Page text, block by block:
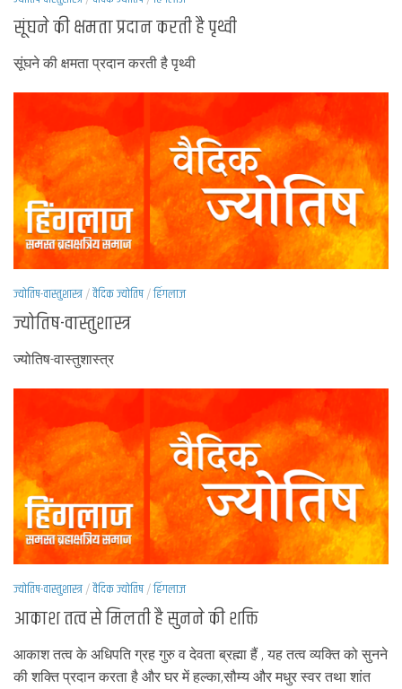
सूंघने की क्षमता प्रदान करती है पृथ्वी
सूंघने की क्षमता प्रदान करती है पृथ्वी
ज्योतिष-वास्तुशास्त्र/वैदिक ज्योतिष/हिंगलाज
ज्योतिष-वास्तुशास्त्र
ज्योतिष-वास्तुशास्त्र
ज्योतिष-वास्तुशास्त्र/वैदिक ज्योतिष/हिंगलाज
आकाश तत्व से मिलती है सुनने की शक्ति
आकाश तत्व के अधिपति ग्रह गुरु व देवता ब्रह्मा हैं , यह तत्व व्यक्ति को सुनने
की शक्ति प्रदान करता है और घर में हल्का,सौम्य और मधुर स्वर तथा शांत